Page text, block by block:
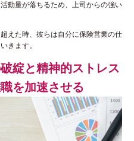
動量が落ちるため、上司からの強い
えた時、彼らは自分に保険営業の仕
きます。
綻と精神的ストレス
を加速させる